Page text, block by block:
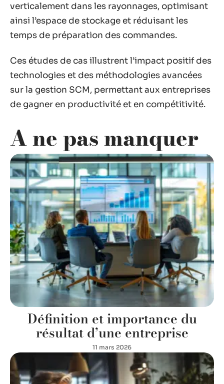
verticalement dans les rayonnages, optimisant
ainsi l’espace de stockage et réduisant les
temps de préparation des commandes.
Ces études de cas illustrent l’impact positif des
technologies et des méthodologies avancées
sur la gestion SCM, permettant aux entreprises
de gagner en productivité et en compétitivité.
A ne pas manquer
Définition et importance du
résultat d’une entreprise
11 mars 2026